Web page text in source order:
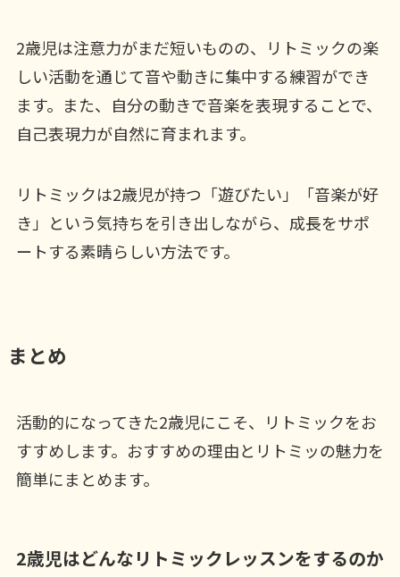
2歳児は注意力がまだ短いものの、リトミックの楽
しい活動を通じて音や動きに集中する練習ができ
ます。また、自分の動きで音楽を表現することで、
自己表現力が自然に育まれます。
リトミックは2歳児が持つ「遊びたい」「音楽が好
き」という気持ちを引き出しながら、成長をサポ
ートする素晴らしい方法です。
まとめ
活動的になってきた2歳児にこそ、リトミックをお
すすめします。おすすめの理由とリトミッの魅力を
簡単にまとめます。
2歳児はどんなリトミックレッスンをするのか